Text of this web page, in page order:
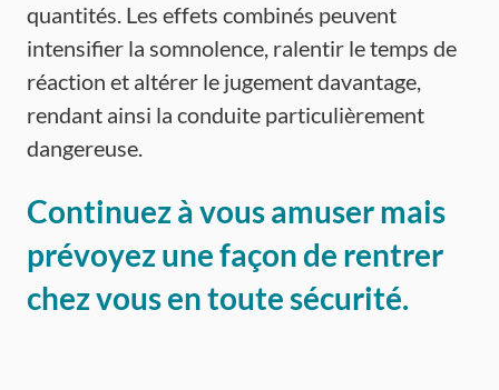
quantités. Les effets combinés peuvent
intensifier la somnolence, ralentir le temps de
réaction et altérer le jugement davantage,
rendant ainsi la conduite particulièrement
dangereuse.
Continuez à vous amuser mais
prévoyez une façon de rentrer
chez vous en toute sécurité.